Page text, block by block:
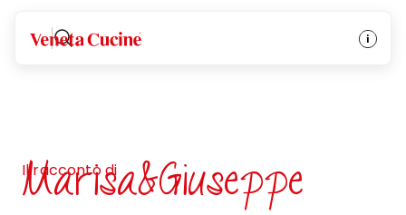
Veneta Cucine
Il racconto di
Marisa&Giuseppe